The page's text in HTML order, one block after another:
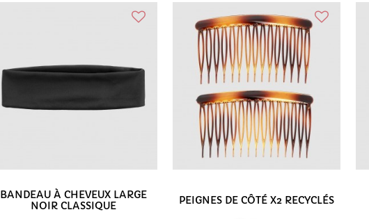
BANDEAU À CHEVEUX LARGE
NOIR CLASSIQUE
PEIGNES DE CÔTÉ X2 RECYCLÉS